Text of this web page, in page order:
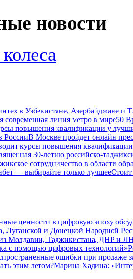
новости
в Узбекистане, Азербайджане
современная линия метро в мире50
повышения квалификации у
РоссииВ Москве пройдет онлайн
курсы повышения квалификации
30-летию российско-
сотрудничество в области
— выбирайте только лучшееСтоит
ценности в цифровую эпоху
Луганской и Донецкой Народной
из Молдавии, Таджикистана, ДНР и
с помощью цифровых технологий»
ошибки при продаже
этим летом?Марина Хадина: